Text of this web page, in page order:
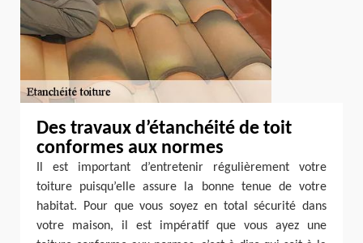
Des travaux d’étanchéité de toit
conformes aux normes
Il est important d’entretenir régulièrement votre
toiture puisqu’elle assure la bonne tenue de votre
habitat. Pour que vous soyez en total sécurité dans
votre maison, il est impératif que vous ayez une